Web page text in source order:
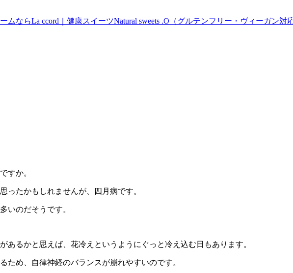
ムならLa ccord｜健康スイーツNatural sweets .O（グルテンフリー・ヴィーガン対
すか。
ったかもしれませんが、四月病です。
いのだそうです。
あるかと思えば、花冷えというようにぐっと冷え込む日もあります。
ため、自律神経のバランスが崩れやすいのです。